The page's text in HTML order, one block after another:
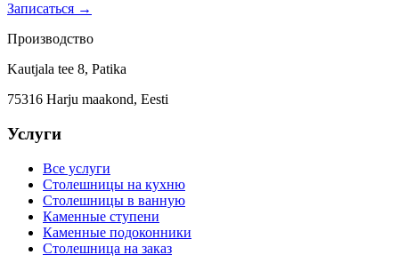
Записаться →
Производство
Kautjala tee 8, Patika
75316 Harju maakond, Eesti
Услуги
Все услуги
Столешницы на кухню
Столешницы в ванную
Каменные ступени
Каменные подоконники
Столешница на заказ